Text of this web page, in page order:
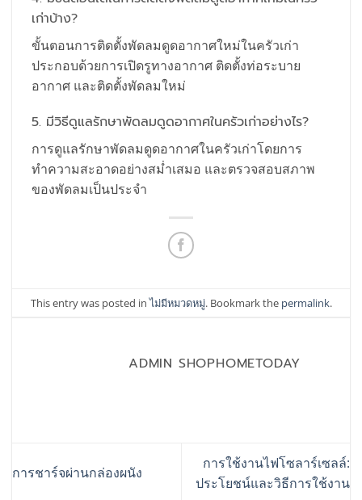
เก่าบ้าง?
ขั้นตอนการติดตั้งพัดลมดูดอากาศใหม่ในครัวเก่า
ประกอบด้วยการเปิดรูทางอากาศ ติดตั้งท่อระบาย
อากาศ และติดตั้งพัดลมใหม่
5. มีวิธีดูแลรักษาพัดลมดูดอากาศในครัวเก่าอย่างไร?
การดูแลรักษาพัดลมดูดอากาศในครัวเก่าโดยการ
ทำความสะอาดอย่างสม่ำเสมอ และตรวจสอบสภาพ
ของพัดลมเป็นประจำ
This entry was posted inไม่มีหมวดหมู่. Bookmark the permalink.
ADMIN SHOPHOMETODAY
การชาร์จผ่านกล่องผนัง
การใช้งานไฟโซลาร์เซลล์:
ประโยชน์และวิธีการใช้งาน